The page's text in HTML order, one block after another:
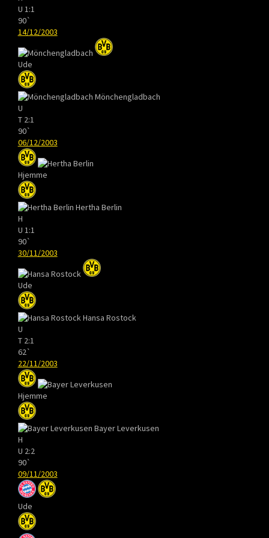
U 1:1
90`
14/12/2003
Ude
Mönchengladbach
U
T 2:1
90`
06/12/2003
Hjemme
Hertha Berlin
H
U 1:1
90`
30/11/2003
Ude
Hansa Rostock
U
T 2:1
62`
22/11/2003
Hjemme
Bayer Leverkusen
H
U 2:2
90`
09/11/2003
Ude